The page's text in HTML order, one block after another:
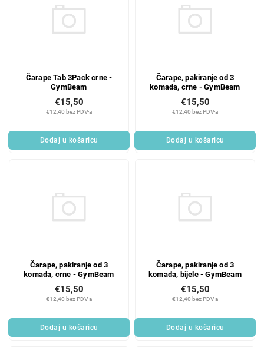
Čarape Tab 3Pack crne -
GymBeam
€12,40 bez PDV-a
€15,50
Dodaj u košaricu
Čarape, pakiranje od 3
komada, crne - GymBeam
€12,40 bez PDV-a
€15,50
Dodaj u košaricu
Čarape, pakiranje od 3
komada, crne - GymBeam
€12,40 bez PDV-a
€15,50
Dodaj u košaricu
Čarape, pakiranje od 3
komada, bijele - GymBeam
€12,40 bez PDV-a
€15,50
Dodaj u košaricu